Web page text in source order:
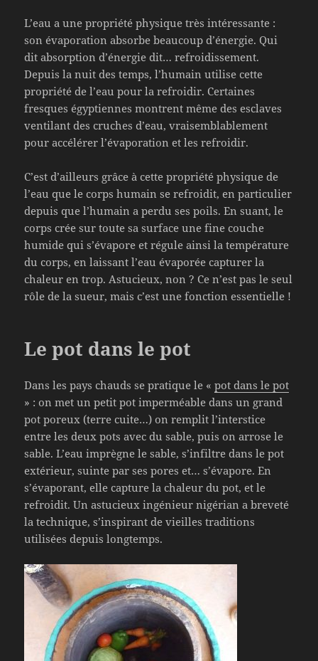
L’eau a une propriété physique très intéressante :
son évaporation absorbe beaucoup d’énergie. Qui
dit absorption d’énergie dit… refroidissement.
Depuis la nuit des temps, l’humain utilise cette
propriété de l’eau pour la refroidir. Certaines
fresques égyptiennes montrent même des esclaves
ventilant des cruches d’eau, vraisemblablement
pour accélérer l’évaporation et les refroidir.
C’est d’ailleurs grâce à cette propriété physique de
l’eau que le corps humain se refroidit, en particulier
depuis que l’humain a perdu ses poils. En suant, le
corps crée sur toute sa surface une fine couche
humide qui s’évapore et régule ainsi la température
du corps, en laissant l’eau évaporée capturer la
chaleur en trop. Astucieux, non ? Ce n’est pas le seul
rôle de la sueur, mais c’est une fonction essentielle !
Le pot dans le pot
Dans les pays chauds se pratique le «pot dans le pot
» : on met un petit pot imperméable dans un grand
pot poreux (terre cuite…) on remplit l’interstice
entre les deux pots avec du sable, puis on arrose le
sable. L’eau imprègne le sable, s’infiltre dans le pot
extérieur, suinte par ses pores et… s’évapore. En
s’évaporant, elle capture la chaleur du pot, et le
refroidit. Un astucieux ingénieur nigérian a breveté
la technique, s’inspirant de vieilles traditions
utilisées depuis longtemps.